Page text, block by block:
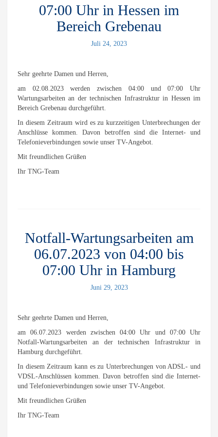
07:00 Uhr in Hessen im
Bereich Grebenau
Juli 24, 2023
Sehr geehrte Damen und Herren,
am 02.08.2023 werden zwischen 04:00 und 07:00 Uhr
Wartungsarbeiten an der technischen Infrastruktur in Hessen im
Bereich Grebenau durchgeführt.
In diesem Zeitraum wird es zu kurzzeitigen Unterbrechungen der
Anschlüsse kommen. Davon betroffen sind die Internet- und
Telefonieverbindungen sowie unser TV-Angebot.
Mit freundlichen Grüßen
Ihr TNG-Team
Notfall-Wartungsarbeiten am
06.07.2023 von 04:00 bis
07:00 Uhr in Hamburg
Juni 29, 2023
Sehr geehrte Damen und Herren,
am 06.07.2023 werden zwischen 04:00 Uhr und 07:00 Uhr
Notfall-Wartungsarbeiten an der technischen Infrastruktur in
Hamburg durchgeführt.
In diesem Zeitraum kann es zu Unterbrechungen von ADSL- und
VDSL-Anschlüssen kommen. Davon betroffen sind die Internet-
und Telefonieverbindungen sowie unser TV-Angebot.
Mit freundlichen Grüßen
Ihr TNG-Team